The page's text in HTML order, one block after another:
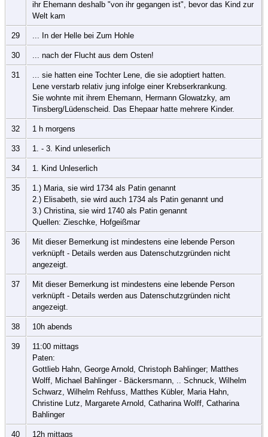
ihr Ehemann deshalb "von ihr gegangen ist", bevor das Kind zur
Welt kam
29 ... In der Helle bei Zum Hohle
30 ... nach der Flucht aus dem Osten!
31
... sie hatten eine Tochter Lene, die sie adoptiert hatten.
Lene verstarb relativ jung infolge einer Krebserkrankung.
Sie wohnte mit ihrem Ehemann, Hermann Glowatzky, am
Tinsberg/Lüdenscheid. Das Ehepaar hatte mehrere Kinder.
32 1 h morgens
33 1. - 3. Kind unleserlich
34 1. Kind Unleserlich
35
1.) Maria, sie wird 1734 als Patin genannt
2.) Elisabeth, sie wird auch 1734 als Patin genannt und
3.) Christina, sie wird 1740 als Patin genannt
Quellen: Zieschke, Hofgeißmar
36
Mit dieser Bemerkung ist mindestens eine lebende Person
verknüpft - Details werden aus Datenschutzgründen nicht
angezeigt.
37
Mit dieser Bemerkung ist mindestens eine lebende Person
verknüpft - Details werden aus Datenschutzgründen nicht
angezeigt.
38 10h abends
39
11:00 mittags
Paten:
Gottlieb Hahn, George Arnold, Christoph Bahlinger; Matthes
Wolff, Michael Bahlinger - Bäckersmann, .. Schnuck, Wilhelm
Schwarz, Wilhelm Rehfuss, Matthes Kübler, Maria Hahn,
Christine Lutz, Margarete Arnold, Catharina Wolff, Catharina
Bahlinger
40 12h mittags